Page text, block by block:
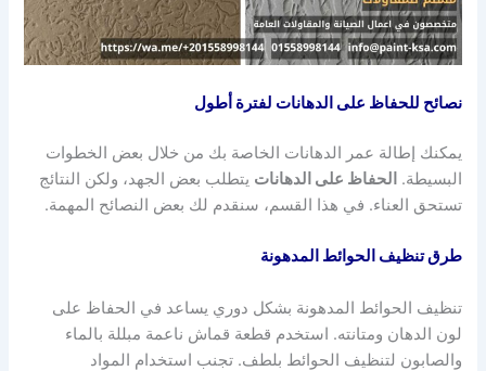
نصائح للحفاظ على الدهانات لفترة أطول
يمكنك إطالة عمر الدهانات الخاصة بك من خلال بعض الخطوات
البسيطة. الحفاظ على الدهانات يتطلب بعض الجهد، ولكن النتائج
تستحق العناء. في هذا القسم، سنقدم لك بعض النصائح المهمة.
طرق تنظيف الحوائط المدهونة
تنظيف الحوائط المدهونة بشكل دوري يساعد في الحفاظ على
لون الدهان ومتانته. استخدم قطعة قماش ناعمة مبللة بالماء
والصابون لتنظيف الحوائط بلطف. تجنب استخدام المواد